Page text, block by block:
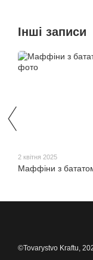
Інші записи
2 квітня 2025
Маффіни з
©Tovarystvo Kraftu,